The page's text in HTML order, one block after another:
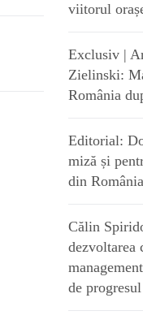
viitorul
Exclusiv |
Zielinski:
România
Editorial:
miză și
din România
Călin
dezvoltarea
de